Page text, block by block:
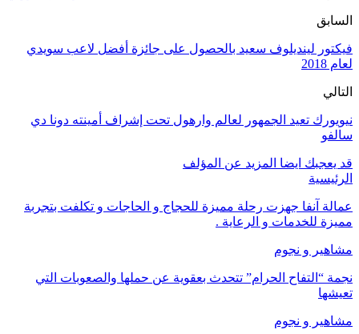
السابق
فيكتور لينديلوف سعيد بالحصول على جائزة أفضل لاعب سويدي
لعام 2018
التالي
نيويورك تعيد الجمهور لعالم وارهول تحت إشراف أمينته دونا دي
سالفو
قد يعجبك ايضا المزيد عن المؤلف
الرئيسية
عمالة آنفا جهزت رحلة مميزة للحجاج و الحاجات و تكلفت بتجربة
مميزة للخدمات و الرعاية .
مشاهير و نجوم
نجمة “التفاح الحرام” تتحدث بعقوية عن حملها والصعوبات التي
تعيشها
مشاهير و نجوم